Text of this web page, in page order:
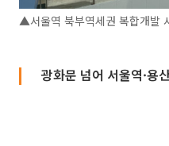
▲서울역 북부역세권 복합개발
광화문 넘어 서울역·용